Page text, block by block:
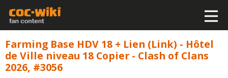
Farming Base HDV 18 + Lien (Link) - Hôtel
de Ville niveau 18 Copier - Clash of Clans
2026, #3056